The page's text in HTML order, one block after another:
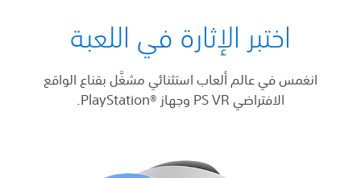
اختبر الإثارة في اللعبة
انغمس في عالم ألعاب استثنائي مشغَّل بقناع الواقع
الافتراضي PS VR وجهاز ®‏PlayStation.